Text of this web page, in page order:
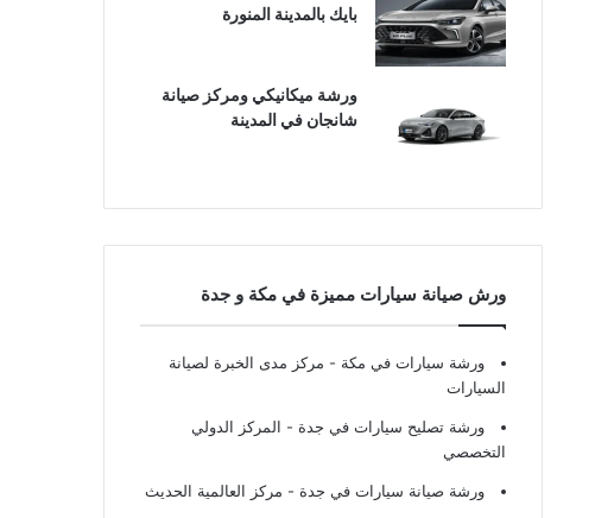
بايك بالمدينة المنورة
ورشة ميكانيكي ومركز صيانة
شانجان في المدينة
ورش صيانة سيارات مميزة في مكة و جدة
ورشة سيارات في مكة - مركز مدى الخبرة لصيانة
السيارات
ورشة تصليح سيارات في جدة - المركز الدولي
التخصصي
ورشة صيانة سيارات في جدة - مركز العالمية الحديث